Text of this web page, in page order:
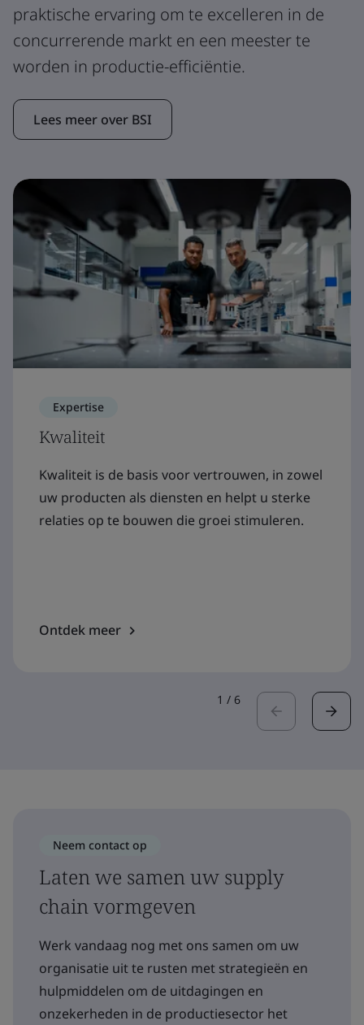
praktische ervaring om te excelleren in de
concurrerende markt en een meester te
worden in productie-efficiëntie.
Lees meer over BSI
Expertise
Kwaliteit
Kwaliteit is de basis voor vertrouwen, in zowel
uw producten als diensten en helpt u sterke
relaties op te bouwen die groei stimuleren.
Ontdek meer
1 / 6
Neem contact op
Laten we samen uw supply
chain vormgeven
Werk vandaag nog met ons samen om uw
organisatie uit te rusten met strategieën en
hulpmiddelen om de uitdagingen en
onzekerheden in de productiesector het